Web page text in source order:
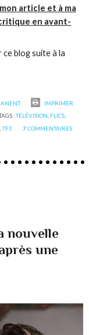
article et à ma
en avant-
blog suite à la
IMPRIMER
:TÉLÉVISION FLICS,
,TF1 7COMMENTAIRES
nouvelle
une